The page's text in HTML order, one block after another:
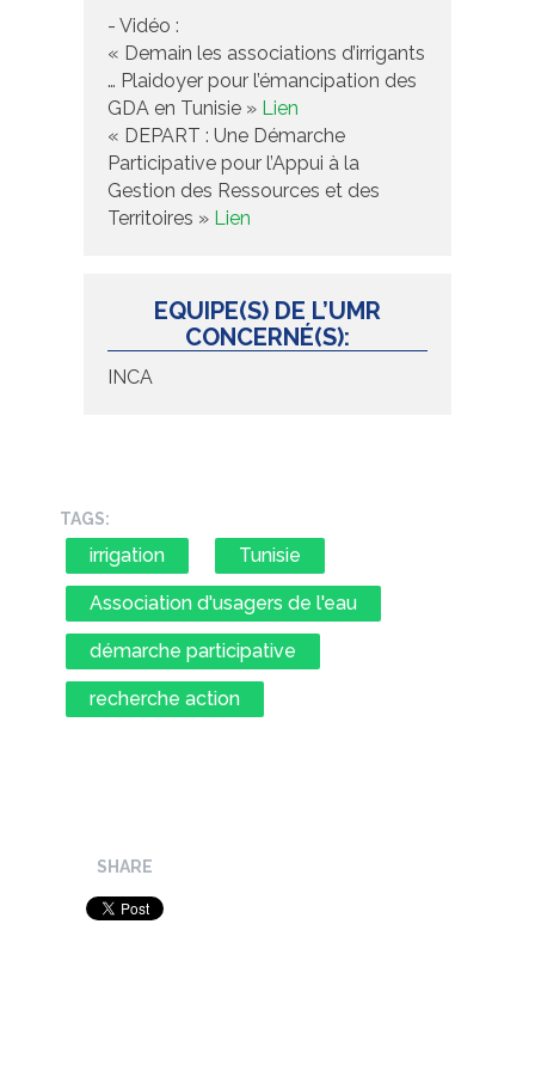
- Vidéo :
« Demain les associations d’irrigants
… Plaidoyer pour l’émancipation des
GDA en Tunisie » Lien
« DEPART : Une Démarche
Participative pour l’Appui à la
Gestion des Ressources et des
Territoires » Lien
EQUIPE(S) DE L’UMR
CONCERNÉ(S):
INCA
TAGS:
irrigation Tunisie
Association d'usagers de l'eau
démarche participative
recherche action
SHARE